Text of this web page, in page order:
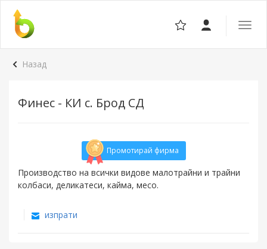
Назад
Финес - КИ с. Брод СД
Промотирай фирма
Производство на всички видове малотрайни и трайни
колбаси, деликатеси, кайма, месо.
изпрати